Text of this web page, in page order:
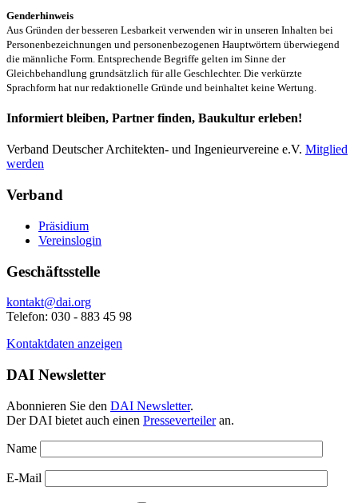
Genderhinweis
Aus Gründen der besseren Lesbarkeit verwenden wir in unseren Inhalten bei
Personenbezeichnungen und personenbezogenen Hauptwörtern überwiegend
die männliche Form. Entsprechende Begriffe gelten im Sinne der
Gleichbehandlung grundsätzlich für alle Geschlechter. Die verkürzte
Sprachform hat nur redaktionelle Gründe und beinhaltet keine Wertung.
Informiert bleiben, Partner finden, Baukultur erleben!
Verband Deutscher Architekten- und Ingenieurvereine e.V. Mitglied
werden
Verband
Präsidium
Vereinslogin
Geschäftsstelle
kontakt@dai.org
Telefon: 030 - 883 45 98
Kontaktdaten anzeigen
DAI Newsletter
Abonnieren Sie den DAI Newsletter.
Der DAI bietet auch einen Presseverteileran.
Name
E-Mail